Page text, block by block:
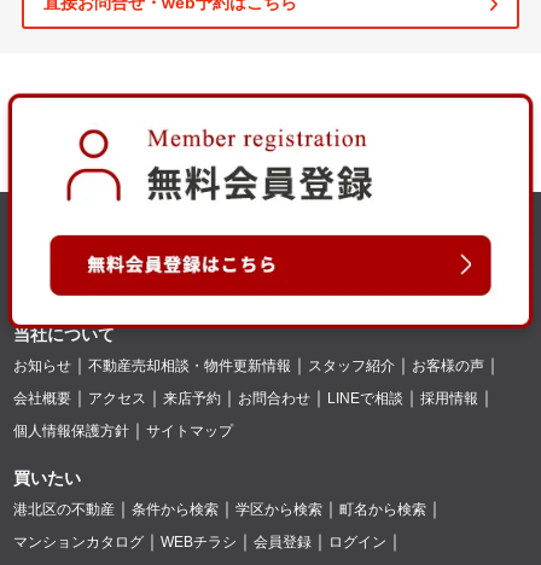
当社について
お知らせ 不動産売却相談・物件更新情報 スタッフ紹介
お客様の声
会社概要
アクセス 来店予約 お問合わせ LINEで相談
採用情報
個人情報保護方針
サイトマップ
買いたい
港北区の不動産 条件から検索 学区から検索
町名から検索
マンションカタログ
WEBチラシ 会員登録
ログイン